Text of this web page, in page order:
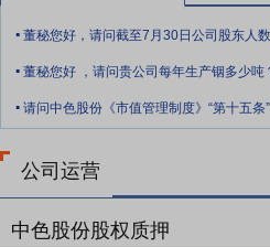
队、技术团队和产业工人队伍，根据
商务和技术管理体系，培养了一批具
和专业技术人才的培养，成立科技
优良、创新能力强的专业技术人才
材料加工等有色金属全产业链，同时
要点9：管理优势
公司产权结构良
. 董秘您好，请问截至7月30日公司股东人
. 董秘您好 ，请问贵公司每年生产铟多少吨
.
公司运营
中色股份股权质押